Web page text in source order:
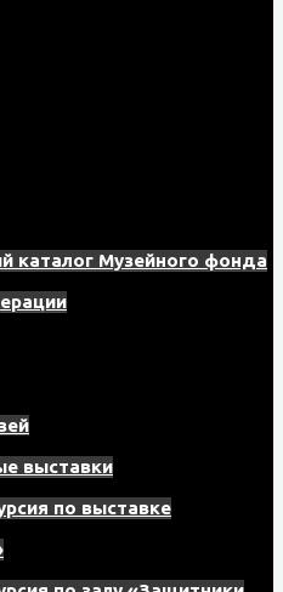
каталог Музейного фонда
выставки
по выставке